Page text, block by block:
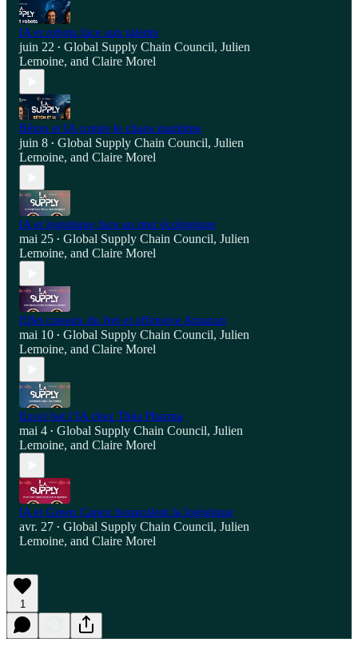
IA et robots face aux talents
juin 22 • Global Supply Chain Council, Julien
Lemoine, and Claire Morel
Béton et IA contre le chaos maritime
juin 8 • Global Supply Chain Council, Julien
Lemoine, and Claire Morel
IA et logistique face au mur écologique
mai 25 • Global Supply Chain Council, Julien
Lemoine, and Claire Morel
Effet ciseaux du fret et offensive Amazon
mai 10 • Global Supply Chain Council, Julien
Lemoine, and Claire Morel
Excel bat l’IA chez Théa Pharma
mai 4 • Global Supply Chain Council, Julien
Lemoine, and Claire Morel
IA et Green Capex bousculent la logistique
avr. 27 • Global Supply Chain Council, Julien
Lemoine, and Claire Morel
1